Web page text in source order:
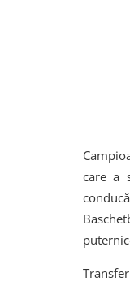
care a